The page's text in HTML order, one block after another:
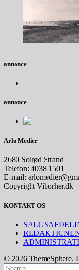
annonce
annonce
Arlo Medier
2680 Solrød Strand
Telefon: 4038 1501
E-mail:
Copyright Viborher.dk
KONTAKT OS
© 2026 ThemeSphere.